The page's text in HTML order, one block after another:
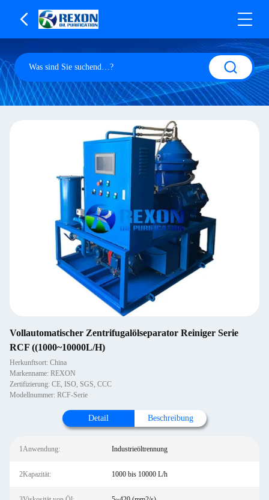
Vollautomatischer Zentrifugalölseparator Reiniger Serie
RCF ((1000~10000L/H)
Herkunftsort: China
Markenname: REXON
Zertifizierung: CE, ISO, SGS, CCC
Modellnummer: RCF-Serie
Detail Beschreibung
1Anwendung: Industrieöltrennung
2Kapazität: 1000 bis 10000 L/h